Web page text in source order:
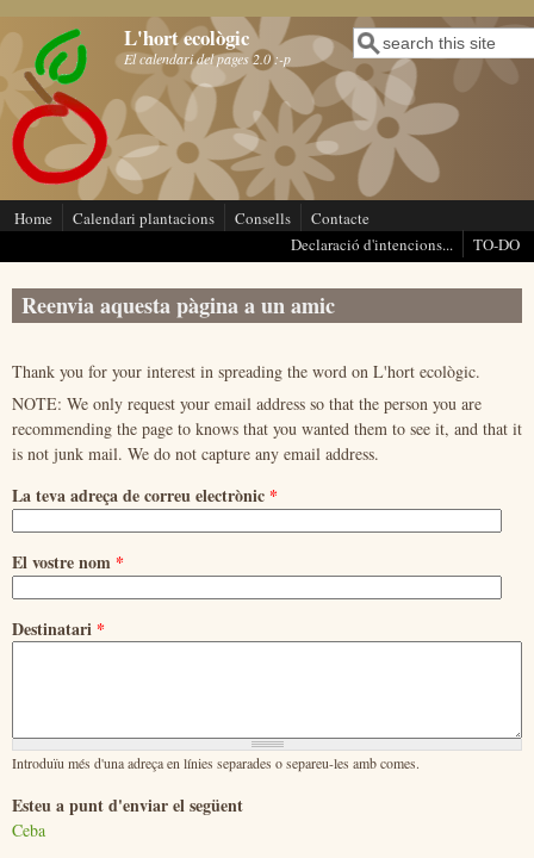
Vés al contingut L'hort ecològic
El calendari del pages 2.0 :-p Formulari de cerca
Cerca
Home Calendari plantacions Consells
Contacte
Declaració d'intencions...
TO-DO
Reenvia aquesta pàgina a un amic
Thank you for your interest in spreading the word on L'hort ecològic.
NOTE: We only request your email address so that the person you are
recommending the page to knows that you wanted them to see it, and that it
is not junk mail. We do not capture any email address.
La teva adreça de correu electrònic *
El vostre nom *
Destinatari *
Introduïu més d'una adreça en línies separades o separeu-les amb comes.
Esteu a punt d'enviar el següent
Ceba